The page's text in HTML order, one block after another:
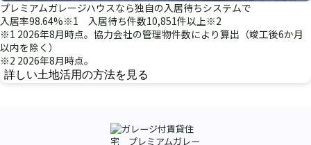
プレミアムガレージハウスなら独自の入居待ちシステムで
入居率98.64%※1 入居待ち件数10,851件以上※2
※1 2026年8月時点。協力会社の管理物件数により算出（竣工後6か月
以内を除く）
※2 2026年8月時点。
詳しい土地活用の方法を見る